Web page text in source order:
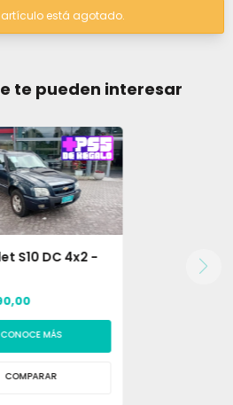
artículo está agotado.
te pueden interesar
S10 DC 4x2 -
CONOCE MÁS
COMPARAR